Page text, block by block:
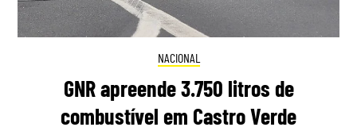
NACIONAL
GNR apreende 3.750 litros de
combustível em Castro Verde